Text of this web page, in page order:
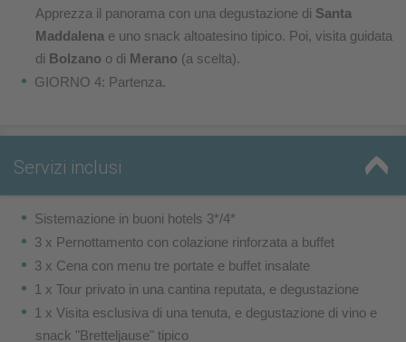
Apprezza il panorama con una degustazione di Santa
Maddalena e uno snack altoatesino tipico. Poi, visita guidata
di Bolzano o di Merano (a scelta).
GIORNO 4: Partenza.
Servizi inclusi
Sistemazione in buoni hotels 3*/4*
3 x Pernottamento con colazione rinforzata a buffet
3 x Cena con menu tre portate e buffet insalate
1 x Tour privato in una cantina reputata, e degustazione
1 x Visita esclusiva di una tenuta, e degustazione di vino e
snack "Bretteljause" tipico